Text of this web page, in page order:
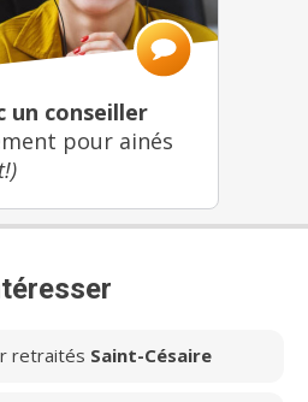
un conseiller
pour ainés
retraités Saint-Césaire